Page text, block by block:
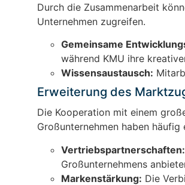
Durch die Zusammenarbeit
Unternehmen zugreifen.
Gemeinsame
während KMU ihre
Wissensaustausch:
Erweiterung des
Die Kooperation mit einem
Großunternehmen haben
Vertriebspartnerschaften:
Großunternehmens
Markenstärkung: Die